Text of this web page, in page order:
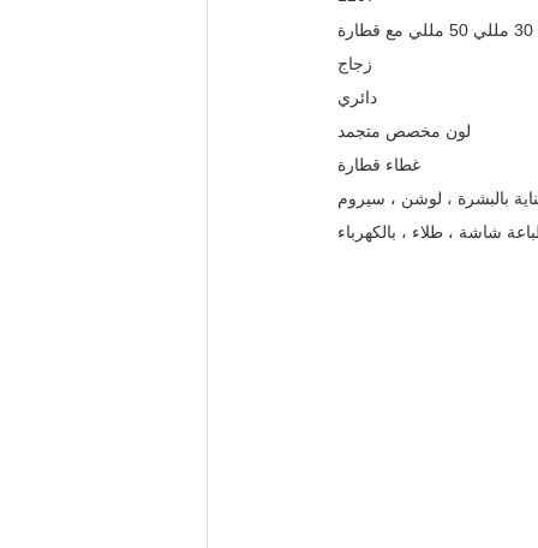
زجاج
دائري
لون مخصص متجمد
غطاء قطارة
بالبشرة ، لوشن ، سيروم
شاشة ، طلاء ، بالكهرباء